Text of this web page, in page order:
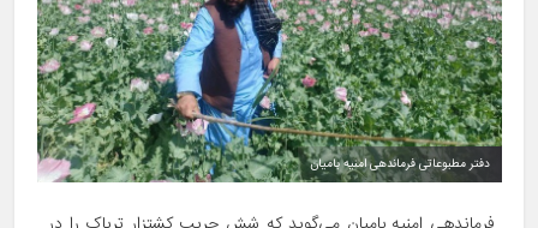
دفتر مطبوعاتی فرماندهی امنیه بامیان